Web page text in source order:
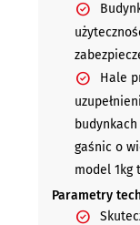
Hale
gaśnic o
model 1kg
Parametry